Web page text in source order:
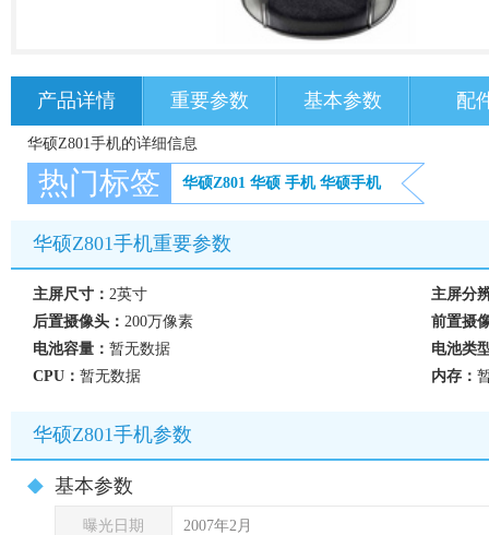
产品详情 重要参数 基本参数 配
华硕Z801手机的详细信息
热门标签 华硕Z801 华硕 手机 华硕手机
华硕Z801手机重要参数
主屏尺寸： 2英寸
主屏分
后置摄像头： 200万像素
前置摄
电池容量： 暂无数据
电池类
CPU： 暂无数据 内存：
华硕Z801手机参数
基本参数
曝光日期 2007年2月